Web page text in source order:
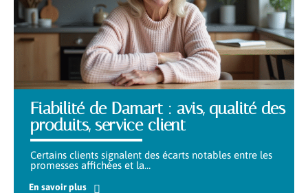
Fiabilité de Damart : avis, qualité des
produits, service client
Certains clients signalent des écarts notables entre les
promesses affichées et la…
En savoir plus